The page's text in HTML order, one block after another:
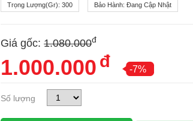
Trọng Lượng(gr):300 Bảo Hành:Đang Cập Nhật
Giá gốc: 1.080.000đ
1.000.000 đ -7%
Số lượng